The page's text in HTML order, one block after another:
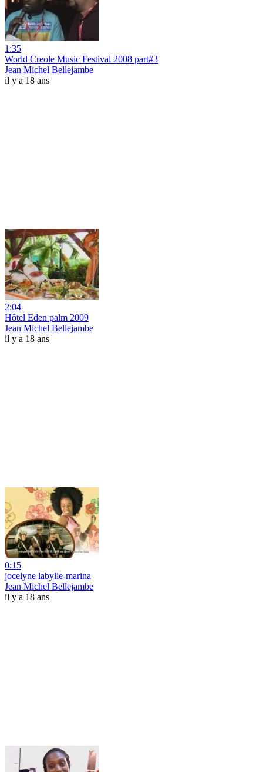
1:35
World Creole Music Festival 2008 part#3
Jean Michel Bellejambe
il y a 18 ans
2:04
Hôtel Eden palm 2009
Jean Michel Bellejambe
il y a 18 ans
0:15
jocelyne labylle-marina
Jean Michel Bellejambe
il y a 18 ans